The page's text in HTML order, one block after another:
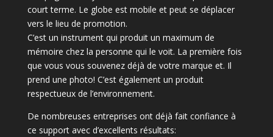
court terme. Le globe est mobile et peut se déplacer
vers le lieu de promotion.
C’est un instrument qui produit un maximum de
mémoire chez la personne qui le voit. La première fois
que vous vous souvenez déjà de votre marque et. Il
prend une photo! C’est également un produit
respectueux de l’environnement.
De nombreuses entreprises ont déjà fait confiance à
ce support avec d’excellents résultats: